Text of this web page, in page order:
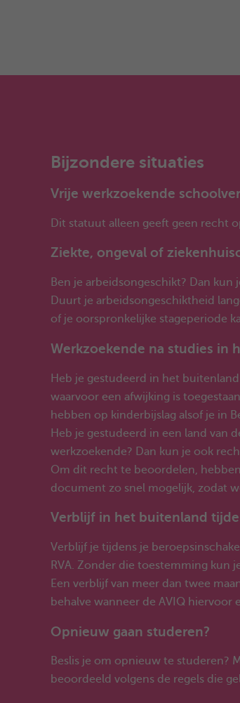
Bijzondere situaties
Vrije werkzoekende
Dit statuut alleen geeft geen recht
Ziekte, ongeval of
Ben je arbeidsongeschikt? Dan
Duurt je arbeidsongeschiktheid
of je oorspronkelijke stageperiode
Werkzoekende na studies in
Heb je gestudeerd in het
waarvoor een afwijking is
hebben op kinderbijslag alsof je in
Heb je gestudeerd in een land van
werkzoekende? Dan kun je ook
Om dit recht te beoordelen,
document zo snel mogelijk, zodat
Verblijf in het buitenland
Verblijf je tijdens je
RVA. Zonder die toestemming kun
Een verblijf van meer dan twee
behalve wanneer de AVIQ
Opnieuw gaan studeren?
Beslis je om opnieuw te studeren?
beoordeeld volgens de regels die